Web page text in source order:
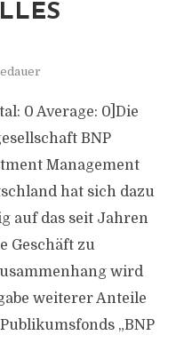
0 Average: 0]Die
BNP
Management
hat sich dazu
auf das seit Jahren
Geschäft zu
wird
weiterer Anteile
„BNP